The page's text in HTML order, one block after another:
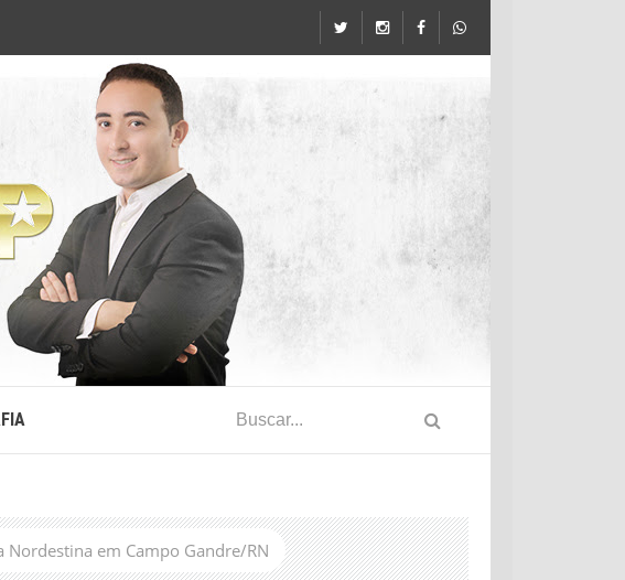
Nordestina em Campo Gandre/RN